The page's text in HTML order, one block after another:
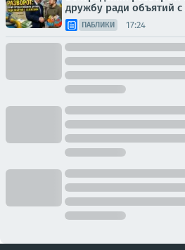
дружбу ради объятий
ПАБЛИКИ 17:24